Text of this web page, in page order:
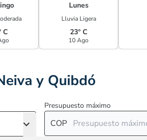
C
Lunes
Lluvia Ligera
23° C
10 Ago
y Quibdó
Presupuesto máximo
COP